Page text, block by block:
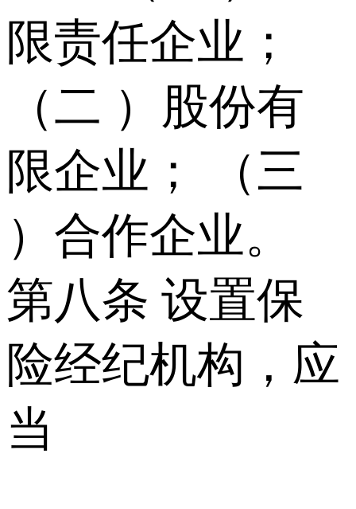
限责任企业；
（二 ）股份有
限企业； （三
）合作企业。
第八条 设置保
险经纪机构，应
当